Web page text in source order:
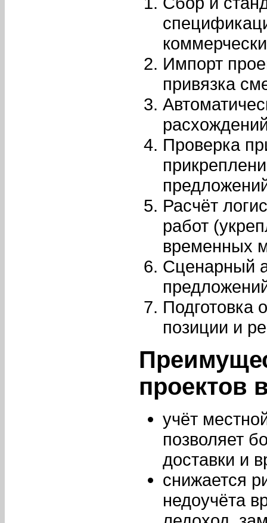
Импорт
привязка
Проверка
Расчёт
работ
временных
Сценарный
Подготовка
позиции и
проектов
учёт
позволяет
доставки и
снижается
недоучёта